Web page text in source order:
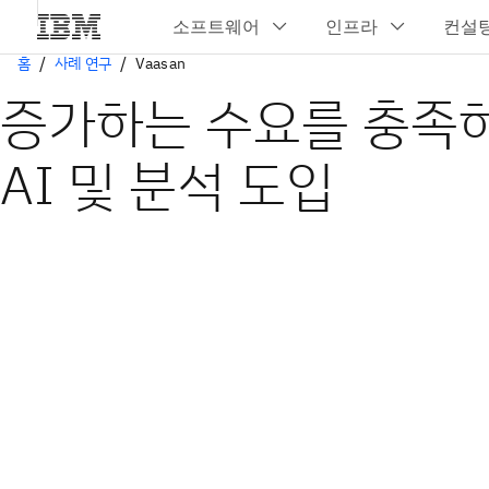
홈 사례 연구 Vaasan
증가하는 수요를 충족
AI 및 분석 도입